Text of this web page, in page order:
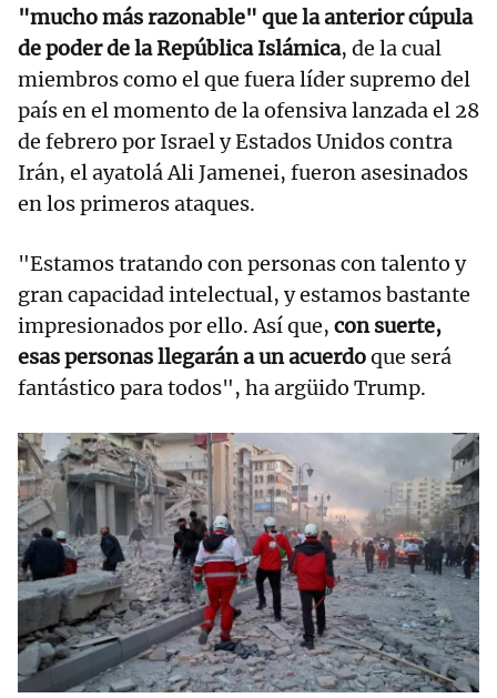
"mucho más razonable" que la anterior cúpula
de poder de la República Islámica, de la cual
miembros como el que fuera líder supremo del
país en el momento de la ofensiva lanzada el 28
de febrero por Israel y Estados Unidos contra
Irán, el ayatolá Ali Jamenei, fueron asesinados
en los primeros ataques.
"Estamos tratando con personas con talento y
gran capacidad intelectual, y estamos bastante
impresionados por ello. Así que, con suerte,
esas personas llegarán a un acuerdoque será
fantástico para todos", ha argüido Trump.